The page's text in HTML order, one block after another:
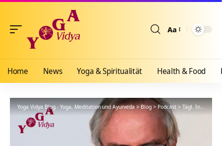
Aa
Home News Yoga & Spiritualität Health & Food
Yoga Vidya Blog - Yoga, Meditation und Ayurveda>Blog>Podcast>Tägl. Inspiration